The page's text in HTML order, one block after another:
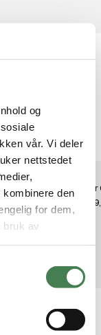
og
vår. Vi deler
nettstedet
den
for dem,
bruk av
39,9
kr